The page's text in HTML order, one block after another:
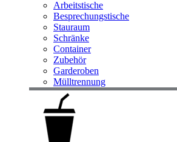
Arbeitstische
Besprechungstische
Stauraum
Schränke
Container
Zubehör
Garderoben
Mülltrennung